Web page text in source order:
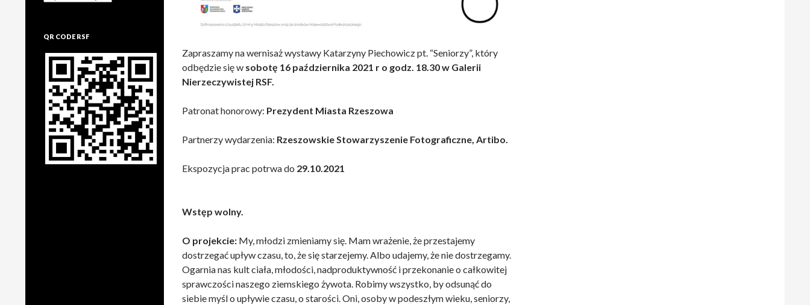
Zapraszamy na wernisaż wystawy Katarzyny Piechowicz pt. “Seniorzy”, który
odbędzie się w sobotę 16 października 2021 r o godz. 18.30 w Galerii
Nierzeczywistej RSF.
Patronat honorowy: Prezydent Miasta Rzeszowa
Partnerzy wydarzenia: Rzeszowskie Stowarzyszenie Fotograficzne, Artibo.
Ekspozycja prac potrwa do 29.10.2021
Wstęp wolny.
O projekcie: My, młodzi zmieniamy się. Mam wrażenie, że przestajemy
dostrzegać upływ czasu, to, że się starzejemy. Albo udajemy, że nie dostrzegamy.
Ogarnia nas kult ciała, młodości, nadproduktywność i przekonanie o całkowitej
sprawczości naszego ziemskiego żywota. Robimy wszystko, by odsunąć do
siebie myśl o upływie czasu, o starości. Oni, osoby w podeszłym wieku, seniorzy,
QR CODE RSF